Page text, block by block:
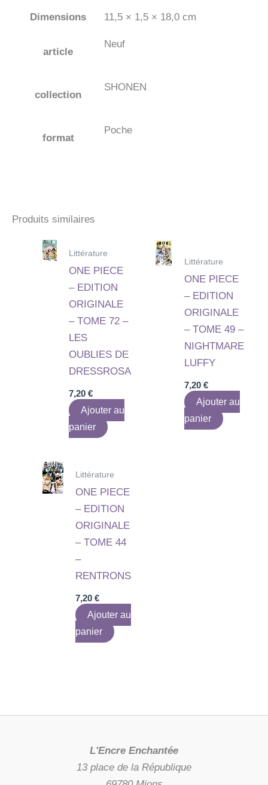
Dimensions 11,5 × 1,5 × 18,0 cm
article
Neuf
collection
SHONEN
format
Poche
Produits similaires
Littérature
ONE PIECE
– EDITION
ORIGINALE
– TOME 72 –
LES
OUBLIES DE
DRESSROSA
7,20€
Ajouter au
panier
Littérature
ONE PIECE
– EDITION
ORIGINALE
– TOME 49 –
NIGHTMARE
LUFFY
7,20 €
Ajouter au
panier
Littérature
ONE PIECE
– EDITION
ORIGINALE
– TOME 44
–
RENTRONS
7,20€
Ajouter au
panier
L'Encre Enchantée
13 place de la République